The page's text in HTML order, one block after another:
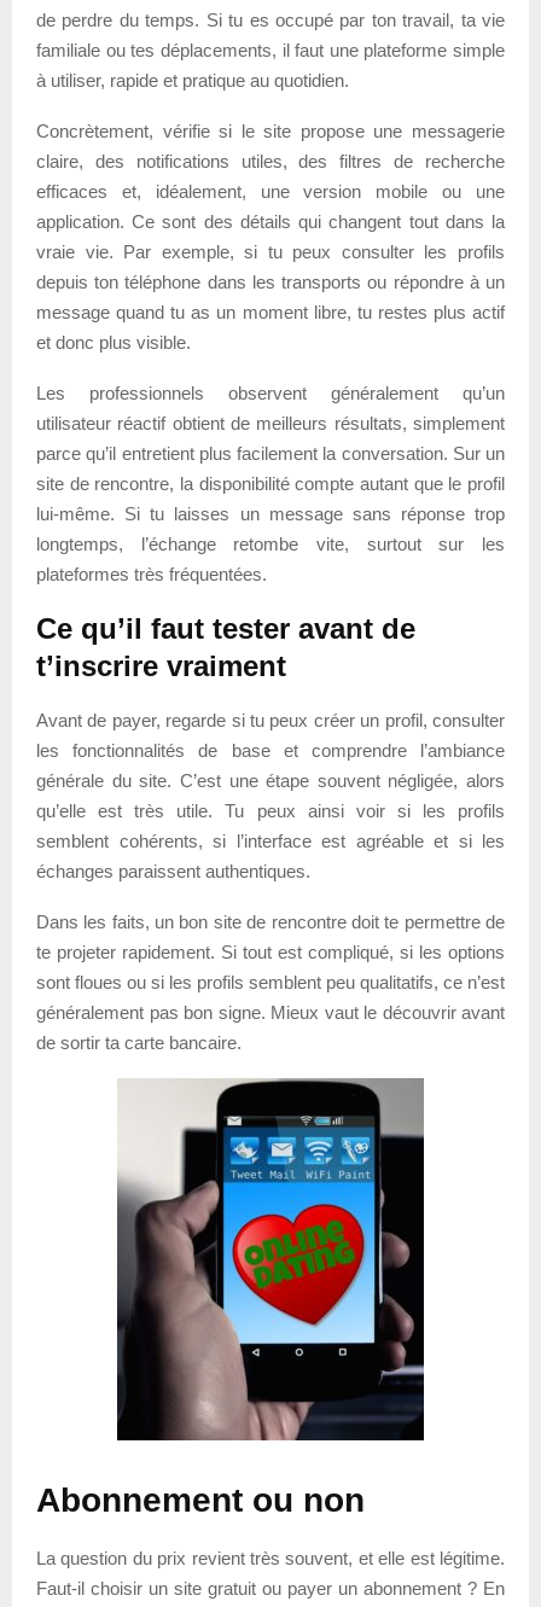
de perdre du temps. Si tu es occupé par ton travail, ta vie
familiale ou tes déplacements, il faut une plateforme simple
à utiliser, rapide et pratique au quotidien.
Concrètement, vérifie si le site propose une messagerie
claire, des notifications utiles, des filtres de recherche
efficaces et, idéalement, une version mobile ou une
application. Ce sont des détails qui changent tout dans la
vraie vie. Par exemple, si tu peux consulter les profils
depuis ton téléphone dans les transports ou répondre à un
message quand tu as un moment libre, tu restes plus actif
et donc plus visible.
Les professionnels observent généralement qu’un
utilisateur réactif obtient de meilleurs résultats, simplement
parce qu’il entretient plus facilement la conversation. Sur un
site de rencontre, la disponibilité compte autant que le profil
lui-même. Si tu laisses un message sans réponse trop
longtemps, l’échange retombe vite, surtout sur les
plateformes très fréquentées.
Ce qu’il faut tester avant de
t’inscrire vraiment
Avant de payer, regarde si tu peux créer un profil, consulter
les fonctionnalités de base et comprendre l’ambiance
générale du site. C’est une étape souvent négligée, alors
qu’elle est très utile. Tu peux ainsi voir si les profils
semblent cohérents, si l’interface est agréable et si les
échanges paraissent authentiques.
Dans les faits, un bon site de rencontre doit te permettre de
te projeter rapidement. Si tout est compliqué, si les options
sont floues ou si les profils semblent peu qualitatifs, ce n’est
généralement pas bon signe. Mieux vaut le découvrir avant
de sortir ta carte bancaire.
Abonnement ou non
La question du prix revient très souvent, et elle est légitime.
Faut-il choisir un site gratuit ou payer un abonnement ? En